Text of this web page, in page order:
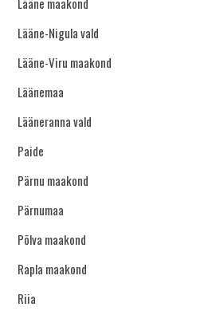
Lääne-Nigula vald
Lääne-Viru maakond
Läänemaa
Lääneranna vald
Paide
Pärnu maakond
Pärnumaa
Põlva maakond
Rapla maakond
Riia